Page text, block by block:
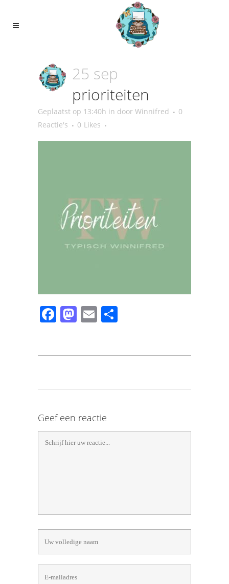
25 sep
prioriteiten
Geplaatst op 13:40h in door Winnifred
0
Reactie's
0 Likes
Facebook
Mastodon
Email
Geef een reactie